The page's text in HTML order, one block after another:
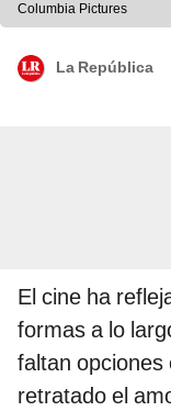
Columbia Pictures
La República
El cine ha
formas a lo
faltan opciones
retratado el